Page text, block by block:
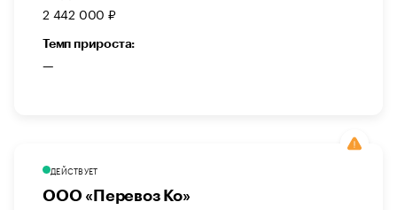
2 442 000 ₽
Темп прироста:
—
ДЕЙСТВУЕТ
ООО «Перевоз Ко»